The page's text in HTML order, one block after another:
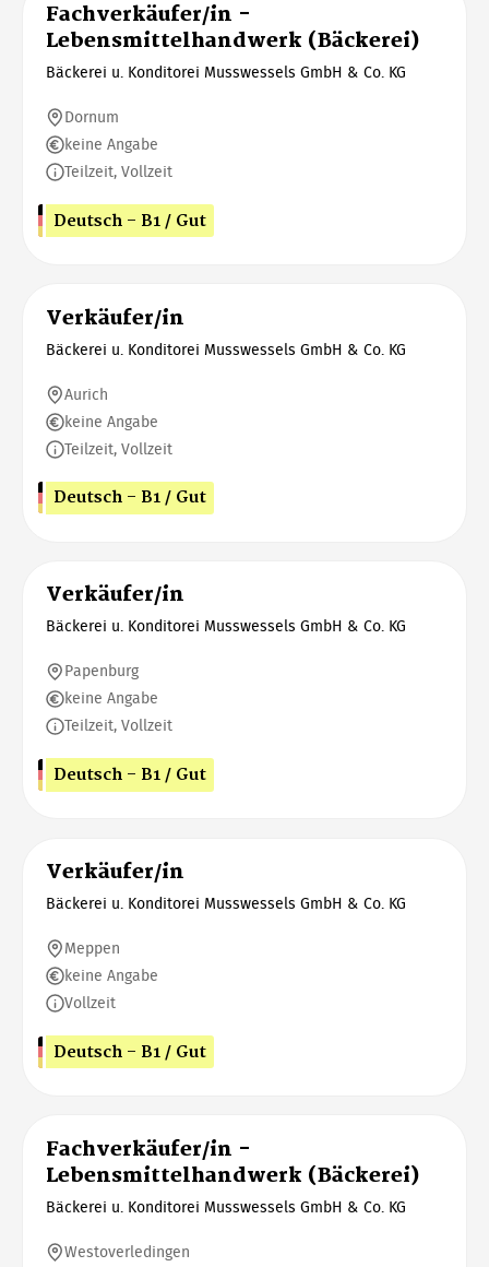
Fachverkäufer/in -
Lebensmittelhandwerk (Bäckerei)
Bäckerei u. Konditorei Musswessels GmbH & Co. KG
Dornum
keine Angabe
Teilzeit, Vollzeit
Deutsch - B1 / Gut
Verkäufer/in
Bäckerei u. Konditorei Musswessels GmbH & Co. KG
Aurich
keine Angabe
Teilzeit, Vollzeit
Deutsch - B1 / Gut
Verkäufer/in
Bäckerei u. Konditorei Musswessels GmbH & Co. KG
Papenburg
keine Angabe
Teilzeit, Vollzeit
Deutsch - B1 / Gut
Verkäufer/in
Bäckerei u. Konditorei Musswessels GmbH & Co. KG
Meppen
keine Angabe
Vollzeit
Deutsch - B1 / Gut
Fachverkäufer/in -
Lebensmittelhandwerk (Bäckerei)
Bäckerei u. Konditorei Musswessels GmbH & Co. KG
Westoverledingen